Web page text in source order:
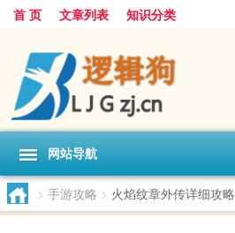
首 页 文章列表 知识分类
网站导航
> 手游攻略 > 火焰纹章外传详细攻略